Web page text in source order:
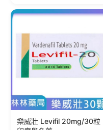
樂威壯 Levifil 20mg/30粒